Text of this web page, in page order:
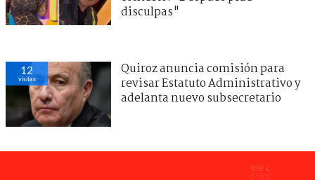
disculpas"
12
visitas
Quiroz anuncia comisión para
revisar Estatuto Administrativo y
adelanta nuevo subsecretario